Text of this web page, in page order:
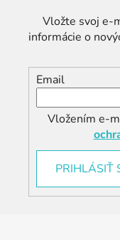
Vložte svoj e-
informácie o
Email
Vložením e-
PRIHLÁSIŤ